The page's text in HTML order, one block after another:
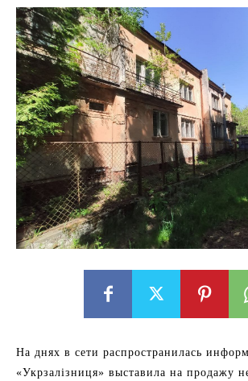
На днях в сети распространилась
«Укрзалізниця» выставила на продажу